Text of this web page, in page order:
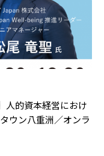
人的資本経営におけ
ウン八重洲／オンラ